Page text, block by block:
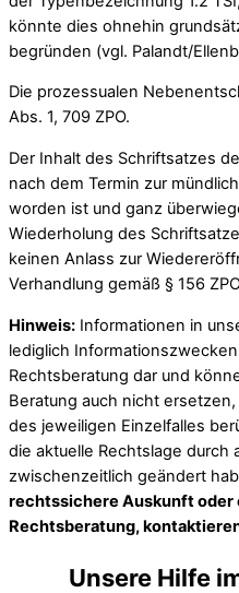
könnte dies ohnehin
begründen (vgl. Palandt/
Die prozessualen
Abs. 1, 709 ZPO.
Der Inhalt des Schriftsatzes
nach dem Termin zur
worden ist und ganz
Wiederholung des
keinen Anlass zur
Verhandlung gemäß § 156
Hinweis: Informationen in
lediglich
Rechtsberatung dar und
Beratung auch nicht
des jeweiligen Einzelfalles
die aktuelle Rechtslage durch
zwischenzeitlich geändert
rechtssichere Auskunft oder
Rechtsberatung,
Unsere Hilfe